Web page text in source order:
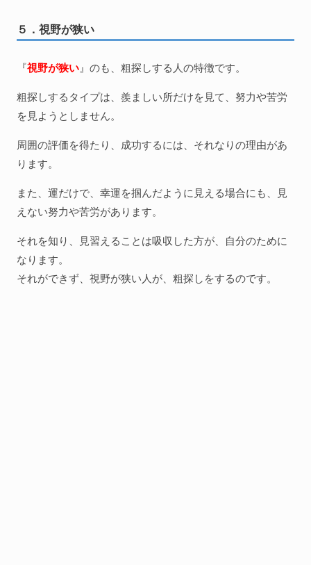
５．視野が狭い
『視野が狭い』のも、粗探しする人の特徴です。
粗探しするタイプは、羨ましい所だけを見て、努力や苦労
を見ようとしません。
周囲の評価を得たり、成功するには、それなりの理由があ
ります。
また、運だけで、幸運を掴んだように見える場合にも、見
えない努力や苦労があります。
それを知り、見習えることは吸収した方が、自分のために
なります。
それができず、視野が狭い人が、粗探しをするのです。